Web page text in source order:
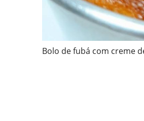
Bolo de fubá com creme